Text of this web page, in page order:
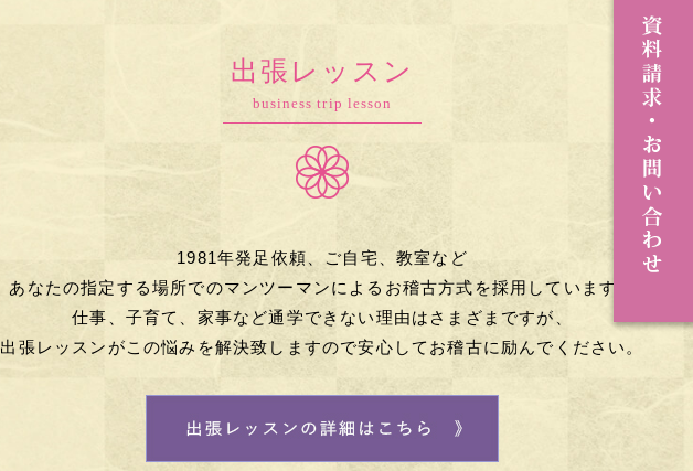
出張レッスン
business trip lesson
1981年発足依頼、ご自宅、教室など
あなたの指定する場所でのマンツーマンによる お稽古方式を採用しています。
仕事、子育て、家事など通学できない理由はさまざまですが、
出張レッスンがこの悩みを解決致しますので安心してお稽古に励んでください。